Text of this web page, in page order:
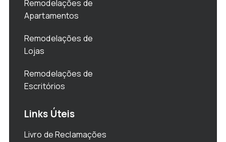
Remodelações de
Apartamentos
Remodelações de
Lojas
Remodelações de
Escritórios
Links Úteis
Livro de Reclamações